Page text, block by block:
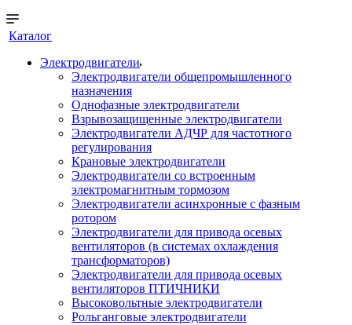
Каталог
Электродвигатели
Электродвигатели общепромышленного
назначения
Однофазные электродвигатели
Взрывозащищенные электродвигатели
Электродвигатели АДЧР для частотного
регулирования
Крановые электродвигатели
Электродвигатели со встроенным
электромагнитным тормозом
Электродвигатели асинхронные с фазным
ротором
Электродвигатели для привода осевых
вентиляторов (в системах охлаждения
трансформаторов)
Электродвигатели для привода осевых
вентиляторов ПТИЧНИКИ
Высоковольтные электродвигатели
Рольганговые электродвигатели